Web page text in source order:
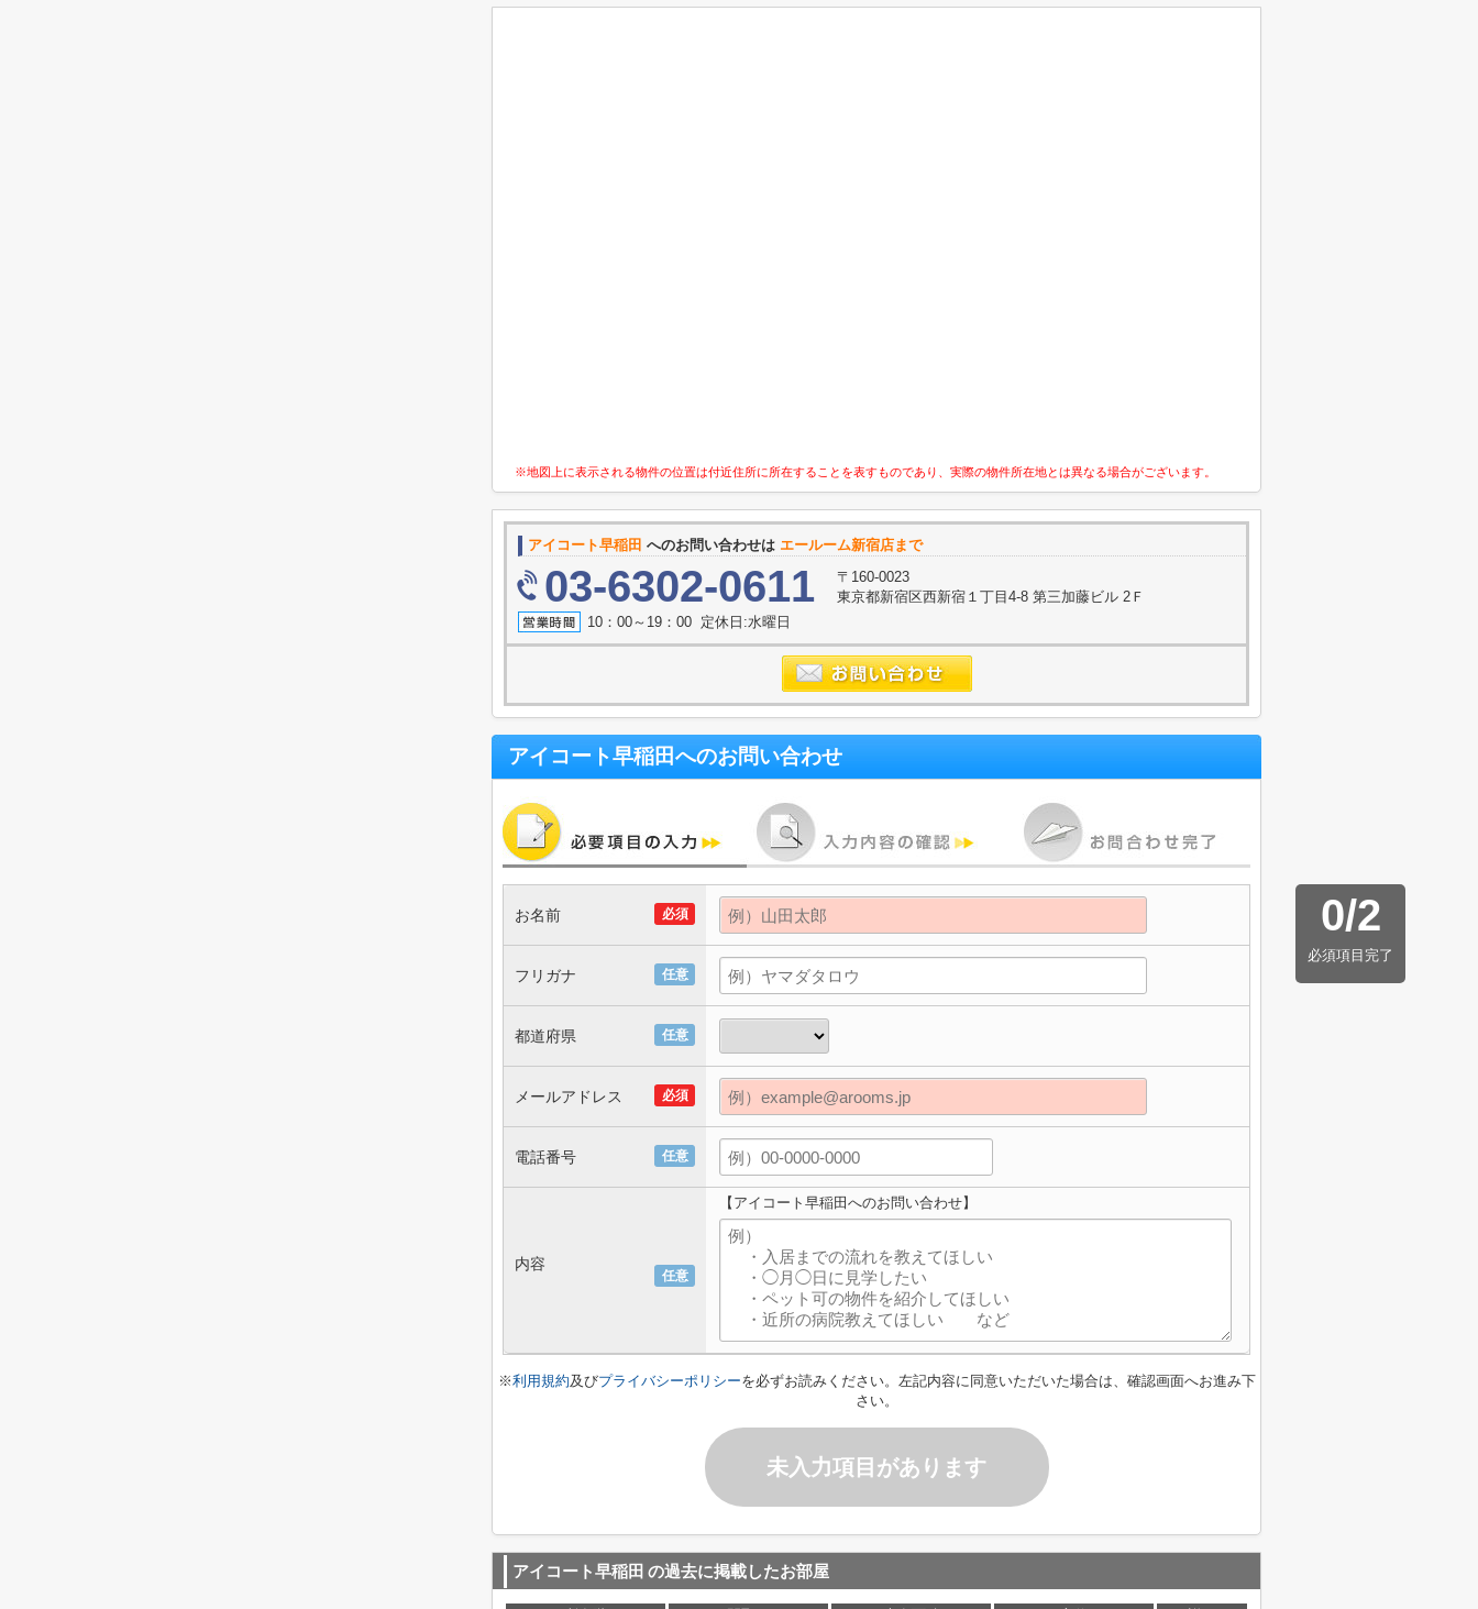
※地図上に表示される物件の位置は付近住所に所在することを表すものであり、実際の物件所在地とは異なる場合がございます。
アイコート早稲田 へのお問い合わせは エールーム新宿店まで
03-6302-0611
〒160-0023
東京都新宿区西新宿１丁目4-8 第三加藤ビル 2Ｆ
10：00～19：00 定休日:水曜日
アイコート早稲田へのお問い合わせ
0/2
必須項目完了
必須
お名前
任意
フリガナ
任意
都道府県
必須
メールアドレス
任意
電話番号
任意
内容
【アイコート早稲田へのお問い合わせ】
※利用規約及びプライバシーポリシーを必ずお読みください。左記内容に同意いただいた場合は、確認画面へお進み下
さい。
未入力項目があります
アイコート早稲田 の過去に掲載したお部屋